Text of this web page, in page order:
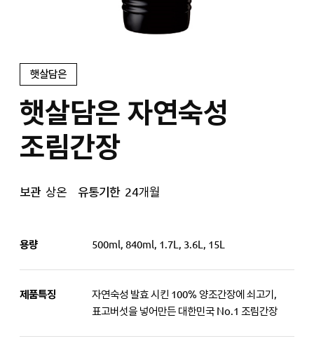
햇살담은
햇살담은 자연숙성
조림간장
보관 상온 유통기한 24개월
용량 500ml, 840ml, 1.7L, 3.6L, 15L
제품특징
자연숙성 발효 시킨 100% 양조간장에 쇠고기,
표고버섯을 넣어만든 대한민국 No.1 조림간장